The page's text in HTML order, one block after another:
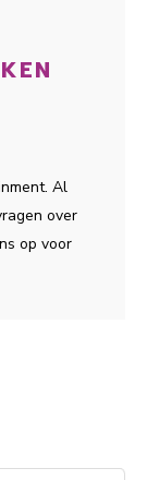
Al
over
op voor